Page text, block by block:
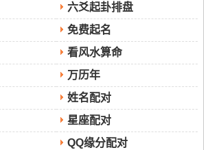
历八月初四| 宜：祭祀、出行、沐浴、
勿取| 冲兔煞东
历八月初五| 宜：嫁娶、纳采、祭祀、
、动土、开市、上梁、安床、整手足
治病...| 冲龙煞北
六爻起卦排盘
免费起名
看风水算命
万历年
姓名配对
星座配对
QQ缘分配对